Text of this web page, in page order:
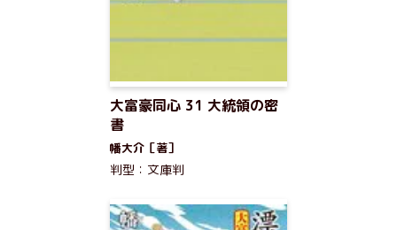
大富豪同心 31 大統領の密
書
幡大介［著］
判型：文庫判